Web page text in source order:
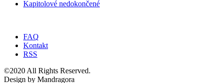
Kapitolové nedokončené
FAQ
Kontakt
RSS
©2020 All Rights Reserved.
Design by Mandragora